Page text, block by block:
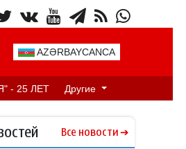
AZƏRBAYCANCA
- 25 ЛЕТ Другие
Все новости